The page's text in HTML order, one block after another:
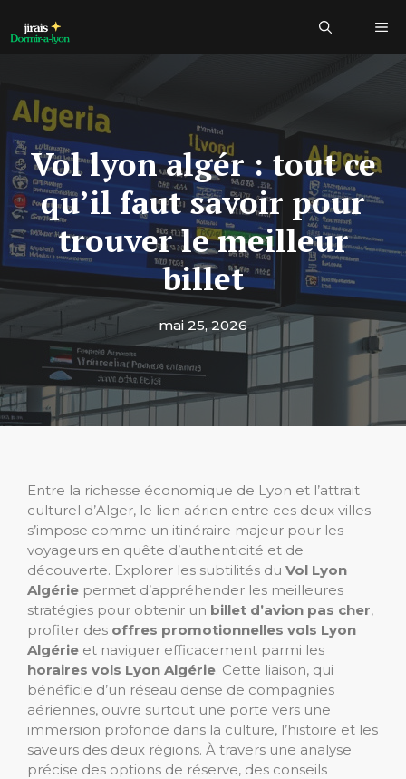
contenu
Vol lyon algér : tout ce
qu’il faut savoir pour
trouver le meilleur
billet
mai 25, 2026
Entre la richesse économique de Lyon et l’attrait
culturel d’Alger, le lien aérien entre ces deux villes
s’impose comme un itinéraire majeur pour les
voyageurs en quête d’authenticité et de
découverte. Explorer les subtilités du Vol Lyon
Algérie permet d’appréhender les meilleures
stratégies pour obtenir un billet d’avion pas cher,
profiter des offres promotionnelles vols Lyon
Algérie et naviguer efficacement parmi les
horaires vols Lyon Algérie. Cette liaison, qui
bénéficie d’un réseau dense de compagnies
aériennes, ouvre surtout une porte vers une
immersion profonde dans la culture, l’histoire et les
saveurs des deux régions. À travers une analyse
précise des options de réserve, des conseils